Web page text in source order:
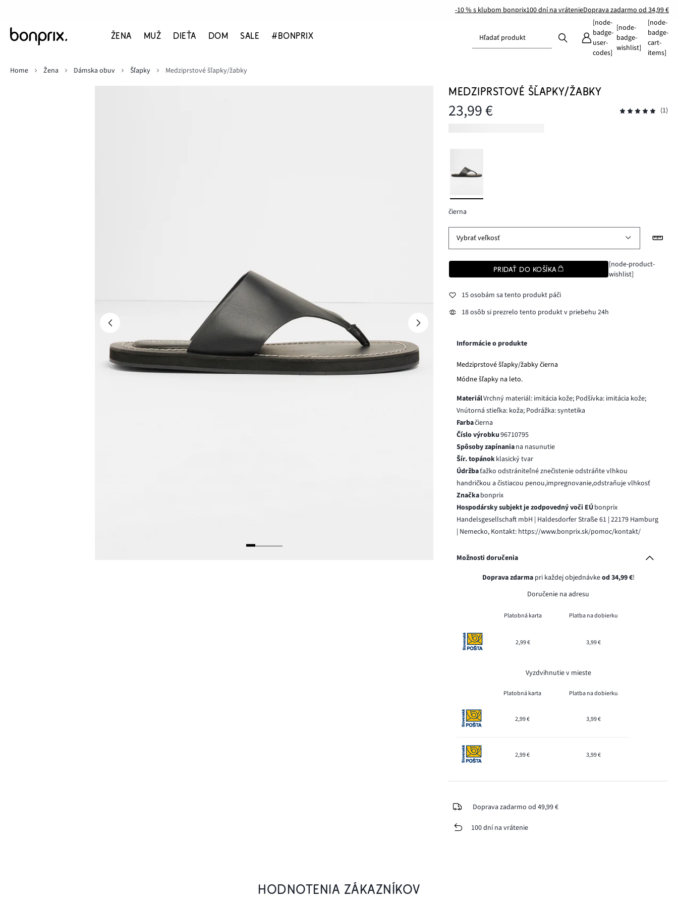
-10 % s klubom bonprix100 dní na vrátenieDoprava zadarmo od 34,99 €
ŽENA MUŽ DIEŤA DOM SALE #BONPRIX Hľadať produkt
[node-
badge-
user-
codes]
[node-
badge-
wishlist]
[node-
badge-
cart-
items]
Home
Žena Dámska obuv Šľapky Medziprstové šľapky/žabky
MEDZIPRSTOVÉ ŠĽAPKY/ŽABKY
23,99 € (1)
čierna
Vybrať veľkosť
PRIDAŤ DO KOŠÍKA
[node-product-
wishlist]
15 osobám sa tento produkt páči
18 osôb si prezrelo tento produkt v priebehu 24h
Informácie o produkte
Medziprstové šľapky/žabky čierna
Módne šľapky na leto.
MateriálVrchný materiál: imitácia kože; Podšívka: imitácia kože;
Vnútorná stieľka: koža; Podrážka: syntetika
Farbačierna
Číslo výrobku96710795
Spôsoby zapínaniana nasunutie
Šír. topánokklasický tvar
Údržbaťažko odstrániteľné znečistenie odstráňte vlhkou
handričkou a čistiacou penou,impregnovanie,odstraňuje vlhkosť
Značkabonprix
Hospodársky subjekt je zodpovedný voči EÚbonprix
Handelsgesellschaft mbH | Haldesdorfer Straße 61 | 22179 Hamburg
| Nemecko, Kontakt: https://www.bonprix.sk/pomoc/kontakt/
Možnosti doručenia
Doprava zdarmapri každej objednávkeod 34,99 €!
Doručenie na adresu
Platobná karta Platba na dobierku
2,99 € 3,99 €
Vyzdvihnutie v mieste
Platobná karta Platba na dobierku
2,99 € 3,99 €
2,99 € 3,99 €
Doprava zadarmo od 49,99 €
100 dní na vrátenie
HODNOTENIA ZÁKAZNÍKOV